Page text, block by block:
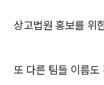
상고법원 홍보를 위
또 다른 팀들 이름도